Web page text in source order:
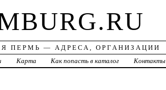
ПЕРМЬ — АДРЕСА, ОРГАНИЗАЦИИ
Карта Как попасть в каталог Контакты